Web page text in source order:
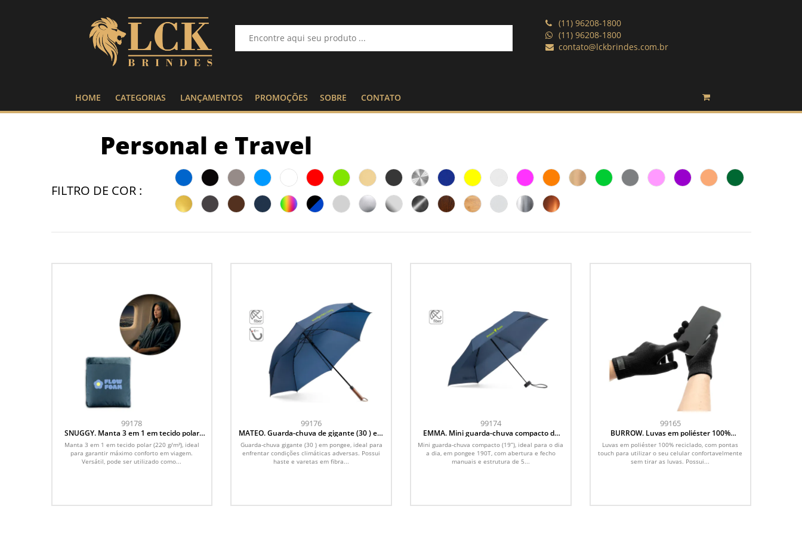
(11) 96208-1800
(11) 96208-1800
contato@lckbrindes.com.br
HOME CATEGORIAS LANÇAMENTOS PROMOÇÕES SOBRE CONTATO
Personal e Travel
FILTRO DE COR :
99178
SNUGGY. Manta 3 em 1 em tecido polar
(220 g/m²) ideal para viagens
Manta 3 em 1 em tecido polar (220 g/m²), ideal
para garantir máximo conforto em viagem.
Versátil, pode ser utilizado como...
99176
MATEO. Guarda-chuva de gigante (30 ) em
pongee, ideal para enfrentar condições
climáticas adversas
Guarda-chuva gigante (30 ) em pongee, ideal para
enfrentar condições climáticas adversas. Possui
haste e varetas em fibra...
99174
EMMA. Mini guarda-chuva compacto de
19” em pongee 190T
Mini guarda-chuva compacto (19”), ideal para o dia
a dia, em pongee 190T, com abertura e fecho
manuais e estrutura de 5...
99165
BURROW. Luvas em poliéster 100%
reciclado, com pontas touch
Luvas em poliéster 100% reciclado, com pontas
touch para utilizar o seu celular confortavelmente
sem tirar as luvas. Possui...